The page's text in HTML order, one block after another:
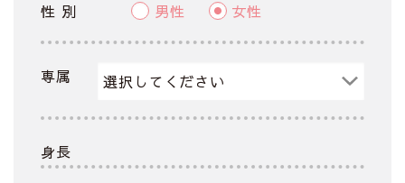
性 別 男性 女性
専属
身長